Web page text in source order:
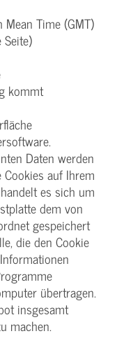
Time (GMT)
kommt
Daten werden
auf Ihrem
es sich um
dem von
gespeichert
die den Cookie
übertragen.
insgesamt
machen.